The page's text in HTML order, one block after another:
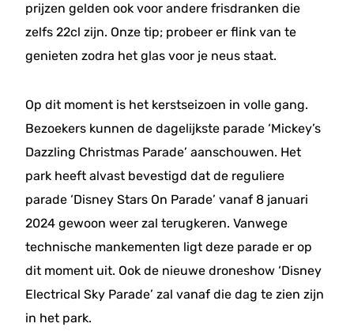
prijzen gelden ook voor andere frisdranken die
zelfs 22cl zijn. Onze tip; probeer er flink van te
genieten zodra het glas voor je neus staat.
Op dit moment is het kerstseizoen in volle gang.
Bezoekers kunnen de dagelijkste parade ‘Mickey’s
Dazzling Christmas Parade’ aanschouwen. Het
park heeft alvast bevestigd dat de reguliere
parade ‘Disney Stars On Parade’ vanaf 8 januari
2024 gewoon weer zal terugkeren. Vanwege
technische mankementen ligt deze parade er op
dit moment uit. Ook de nieuwe droneshow ‘Disney
Electrical Sky Parade’ zal vanaf die dag te zien zijn
in het park.